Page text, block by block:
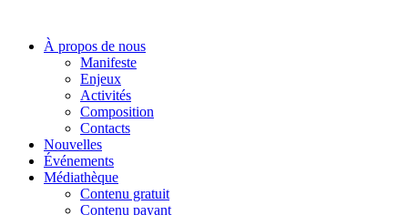
contenuÀ propos de nous
Manifeste
Enjeux
Activités
Composition
Contacts
Nouvelles
Événements
Médiathèque
Contenu gratuit
Contenu payant